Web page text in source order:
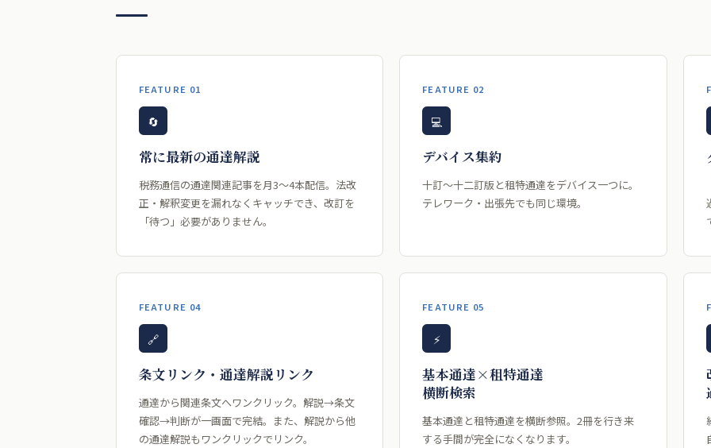
FEATURE 01
🔄
常に最新の通達解説
税務通信の通達関連記事を月3〜4本配信。法改
正・解釈変更を漏れなくキャッチでき、改訂を
「待つ」必要がありません。
FEATURE 02
💻
デバイス集約
十訂〜十二訂版と租特通達をデバイス一つに。
テレワーク・出張先でも同じ環境。
FEATURE 04
🔗
条文リンク・通達解説リンク
通達から関連条文へワンクリック。解説→条文
確認→判断が一画面で完結。また、解説から他
の通達解説もワンクリックでリンク。
FEATURE 05
⚡
基本通達×租特通達
横断検索
基本通達と租特通達を横断参照。2冊を行き来
する手間が完全になくなります。